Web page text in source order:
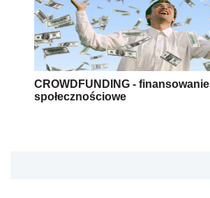
CROWDFUNDING - finansowanie
społecznościowe